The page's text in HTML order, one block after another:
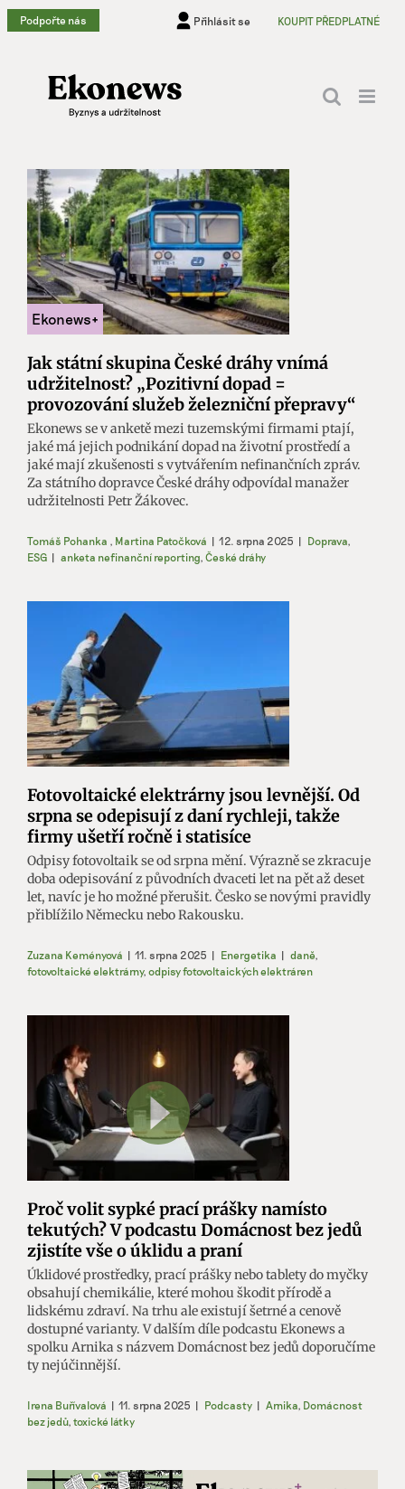
Přeskočit
na
Podpořte nás Přihlásit se KOUPIT PŘEDPLATNÉ
Jak státní skupina České dráhy vnímá
udržitelnost? „Pozitivní dopad =
provozování služeb železniční přepravy“
Ekonews se v anketě mezi tuzemskými firmami ptají,
jaké má jejich podnikání dopad na životní prostředí a
jaké mají zkušenosti s vytvářením nefinančních zpráv.
Za státního dopravce České dráhy odpovídal manažer
udržitelnosti Petr Žákovec.
Tomáš Pohanka , Martina Patočková | 12. srpna 2025 | Doprava,
ESG | anketa nefinanční reporting, České dráhy
Fotovoltaické elektrárny jsou levnější. Od
srpna se odepisují z daní rychleji, takže
firmy ušetří ročně i statisíce
Odpisy fotovoltaik se od srpna mění. Výrazně se zkracuje
doba odepisování z původních dvaceti let na pět až deset
let, navíc je ho možné přerušit. Česko se novými pravidly
přiblížilo Německu nebo Rakousku.
Zuzana Keményová | 11. srpna 2025 | Energetika | daně,
fotovoltaické elektrárny, odpisy fotovoltaických elektráren
Proč volit sypké prací prášky namísto
tekutých? V podcastu Domácnost bez jedů
zjistíte vše o úklidu a praní
Úklidové prostředky, prací prášky nebo tablety do myčky
obsahují chemikálie, které mohou škodit přírodě a
lidskému zdraví. Na trhu ale existují šetrné a cenově
dostupné varianty. V dalším díle podcastu Ekonews a
spolku Arnika s názvem Domácnost bez jedů doporučíme
ty nejúčinnější.
Irena Buřívalová | 11. srpna 2025 | Podcasty | Arnika, Domácnost
bez jedů, toxické látky